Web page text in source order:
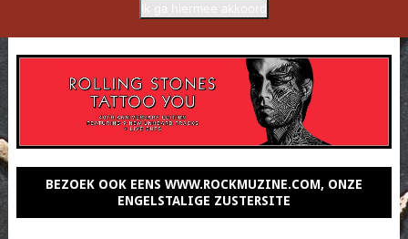
BEZOEK OOK EENS WWW.ROCKMUZINE.COM, ONZE
ENGELSTALIGE ZUSTERSITE
Ik ga hiermee akkoord